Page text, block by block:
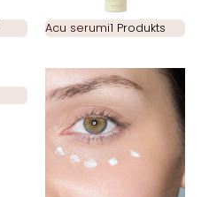
Acu serumi1 Produkts